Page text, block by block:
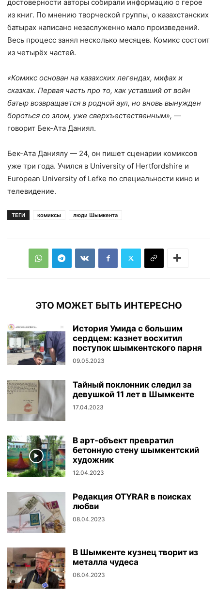
достоверности авторы собирали информацию о герое
из книг. По мнению творческой группы, о казахстанских
батырах написано незаслуженно мало произведений.
Весь процесс занял несколько месяцев. Комикс состоит
из четырёх частей.
«Комикс основан на казахских легендах, мифах и
сказках. Первая часть про то, как уставший от войн
батыр возвращается в родной аул, но вновь вынужден
бороться со злом, уже сверхъестественным», —
говорит Бек-Ата Даниял.
Бек-Ата Даниялу — 24, он пишет сценарии комиксов
уже три года. Учился в University of Hertfordshire и
European University of Lefke по специальности кино и
телевидение.
ТЕГИ комиксы люди Шымкента
ЭТО МОЖЕТ БЫТЬ ИНТЕРЕСНО
История Умида с большим
сердцем: казнет восхитил
поступок шымкентского парня
09.05.2023
Тайный поклонник следил за
девушкой 11 лет в Шымкенте
17.04.2023
В арт-объект превратил
бетонную стену шымкентский
художник
12.04.2023
Редакция OTYRAR в поисках
любви
08.04.2023
В Шымкенте кузнец творит из
металла чудеса
06.04.2023